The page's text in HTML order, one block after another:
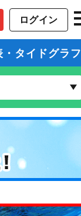
ログイン
・タイドグラフ